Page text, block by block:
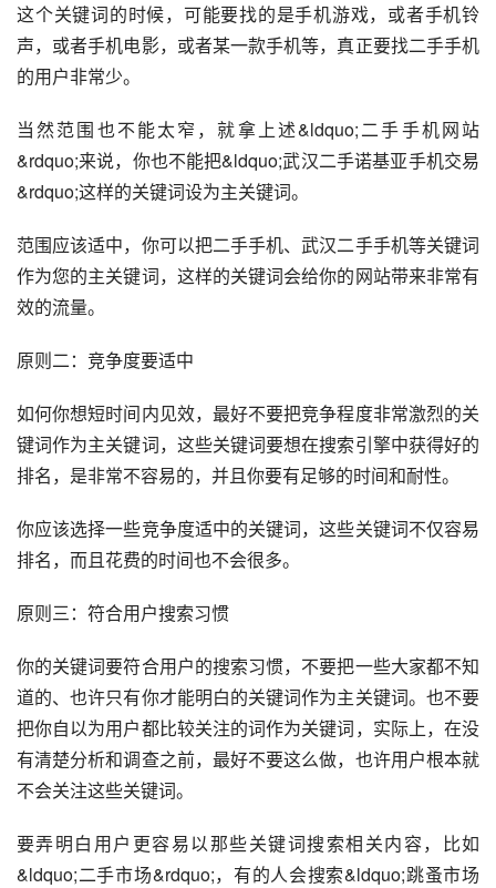
这个关键词的时候，可能要找的是手机游戏，或者手机铃
声，或者手机电影，或者某一款手机等，真正要找二手手机
的用户非常少。
当然范围也不能太窄，就拿上述&ldquo;二手手机网站
&rdquo;来说，你也不能把&ldquo;武汉二手诺基亚手机交易
&rdquo;这样的关键词设为主关键词。
范围应该适中，你可以把二手手机、武汉二手手机等关键词
作为您的主关键词，这样的关键词会给你的网站带来非常有
效的流量。
原则二：竞争度要适中
如何你想短时间内见效，最好不要把竞争程度非常激烈的关
键词作为主关键词，这些关键词要想在搜索引擎中获得好的
排名，是非常不容易的，并且你要有足够的时间和耐性。
你应该选择一些竞争度适中的关键词，这些关键词不仅容易
排名，而且花费的时间也不会很多。
原则三：符合用户搜索习惯
你的关键词要符合用户的搜索习惯，不要把一些大家都不知
道的、也许只有你才能明白的关键词作为主关键词。也不要
把你自以为用户都比较关注的词作为关键词，实际上，在没
有清楚分析和调查之前，最好不要这么做，也许用户根本就
不会关注这些关键词。
要弄明白用户更容易以那些关键词搜索相关内容，比如
&ldquo;二手市场&rdquo;，有的人会搜索&ldquo;跳蚤市场